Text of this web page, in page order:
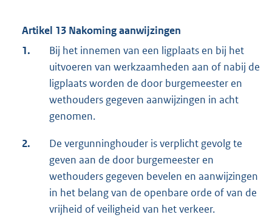
Artikel 13 Nakoming aanwijzingen
1.
Bij het innemen van een ligplaats en bij het
uitvoeren van werkzaamheden aan of nabij de
ligplaats worden de door burgemeester en
wethouders gegeven aanwijzingen in acht
genomen.
2.
De vergunninghouder is verplicht gevolg te
geven aan de door burgemeester en
wethouders gegeven bevelen en aanwijzingen
in het belang van de openbare orde of van de
vrijheid of veiligheid van het verkeer.